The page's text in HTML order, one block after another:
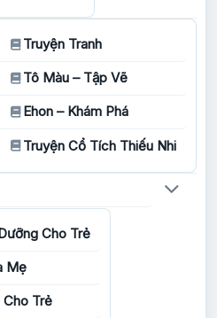
Truyện Tranh
Tô Màu – Tập Vẽ
Ehon – Khám Phá
Truyện Cổ Tích Thiếu Nhi
Cho Trẻ
Mẹ
Cho Trẻ